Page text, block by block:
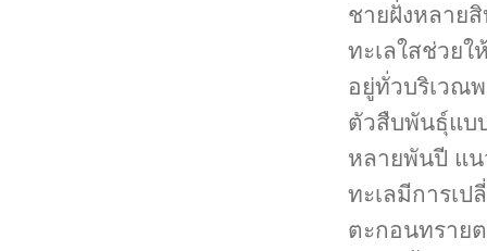
ชายฝั่งหลาย
ทะเลใสช่วย
อยู่ทั่วบริเวณ
ตัวสืบพันธุ์แบ
หลายพันปี แ
ทะเลมีการเ
ตะกอนทราย